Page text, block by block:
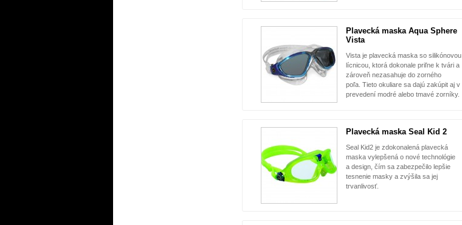
Plavecká maska Aqua Sphere
Vista
Vista je plavecká maska so silikónovou
lícnicou, ktorá dokonale priľne k tvári a
zároveň nezasahuje do zorného
poľa. Tieto okuliare sa dajú zakúpit aj v
prevedení modré alebo tmavé zorníky.
Plavecká maska Seal Kid 2
Seal Kid2 je zdokonalená plavecká
maska vylepšená o nové technológie
a design, čím sa zabezpečilo lepšie
tesnenie masky a zvýšila sa jej
trvanlivosť.